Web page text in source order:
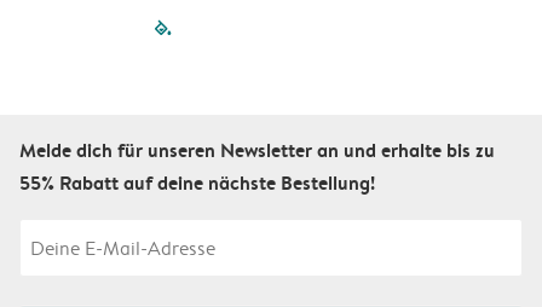
filled-pagination
Melde dich für unseren Newsletter an und erhalte bis zu
55% Rabatt auf deine nächste Bestellung!